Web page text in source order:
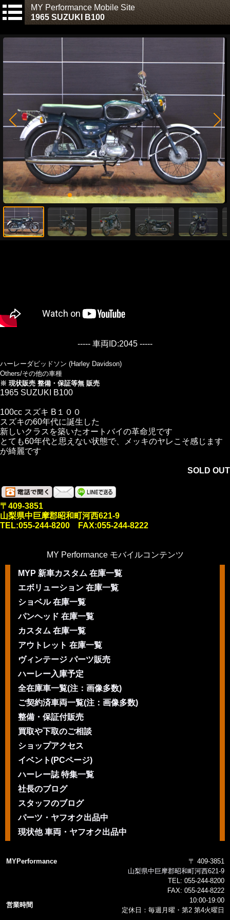
MY Performance Mobile Site
1965 SUZUKI B100
----- 車両ID:2045 -----
ハーレーダビッドソン (Harley Davidson)
Others/その他の車種
※ 現状販売 整備・保証等無 販売
1965 SUZUKI B100
100cc スズキ B１００
スズキの60年代に誕生した
新しいクラスを築いたオートバイの革命児です
とても60年代と思えない状態で、メッキのヤレこそ感じます
が綺麗です
SOLD OUT
〒409-3851
山梨県中巨摩郡昭和町河西621-9
TEL:055-244-8200 FAX:055-244-8222
MY Performance モバイルコンテンツ
MYP 新車カスタム 在庫一覧
エボリューション 在庫一覧
ショベル 在庫一覧
パンヘッド 在庫一覧
カスタム 在庫一覧
アウトレット 在庫一覧
ヴィンテージ パーツ販売
ハーレー入庫予定
全在庫車一覧(注：画像多数)
ご契約済車両一覧(注：画像多数)
整備・保証付販売
買取や下取のご相談
ショップアクセス
イベント(PCページ)
ハーレー誌 特集一覧
社長のブログ
スタッフのブログ
パーツ・ヤフオク出品中
現状他 車両・ヤフオク出品中
MYPerformance
〒 409-3851
山梨県中巨摩郡昭和町河西621-9
TEL: 055-244-8200
FAX: 055-244-8222
営業時間
10:00-19:00
定休日：毎週月曜・第2 第4火曜日